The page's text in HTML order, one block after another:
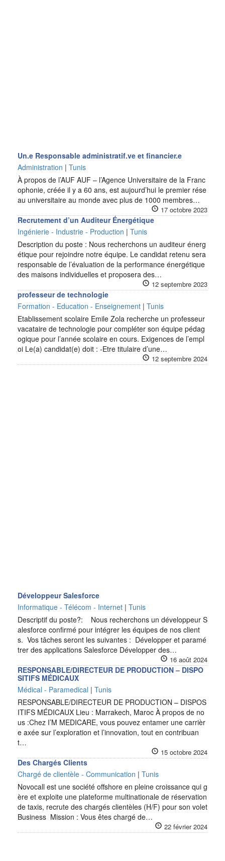
Un.e Responsable administratif.ve et financier.e
Administration | Tunis
À propos de l’AUF AUF – l’Agence Universitaire de la Franc
ophonie, créée il y a 60 ans, est aujourd’hui le premier rése
au universitaire au monde avec plus de 1000 membres…
17 octobre 2023
Recrutement d’un Auditeur Énergétique
Ingénierie - Industrie - Production | Tunis
Description du poste : Nous recherchons un auditeur énerg
étique pour rejoindre notre équipe. Le candidat retenu sera
responsable de l’évaluation de la performance énergétique
des maisons individuelles et proposera des…
12 septembre 2023
professeur de technologie
Formation - Education - Enseignement | Tunis
Etablissement scolaire Emile Zola recherche un professeur
vacataire de technologie pour compléter son équipe pédag
ogique pour l’année scolaire en cours. Exigences de l’empl
oi Le(a) candidat(e) doit : -Etre titulaire d’une…
12 septembre 2024
Développeur Salesforce
Informatique - Télécom - Internet | Tunis
Descriptif du poste?: Nous recherchons un développeur S
alesforce confirmé pour intégrer les équipes de nos client
s. Vos tâches seront les suivantes : Développer et paramé
trer des applications Salesforce Développer des…
16 août 2024
RESPONSABLE/DIRECTEUR DE PRODUCTION – DISPO
SITIFS MÉDICAUX
Médical - Paramedical | Tunis
RESPONSABLE/DIRECTEUR DE PRODUCTION – DISPOS
ITIFS MÉDICAUX Lieu : Marrakech, Maroc À propos de no
us :Chez I’M MEDICARE, vous pouvez entamer une carrièr
e axée sur l’exploration et l’innovation, tout en contribuan
t…
15 octobre 2024
Des Chargés Clients
Chargé de clientèle - Communication | Tunis
Novocall est une société offshore en pleine croissance qui g
ère et exploite une plateforme multinationale de réservation
de taxis, recrute des chargés clientèles (H/F) pour son volet
Business Mission : Vous êtes chargé de…
22 février 2024